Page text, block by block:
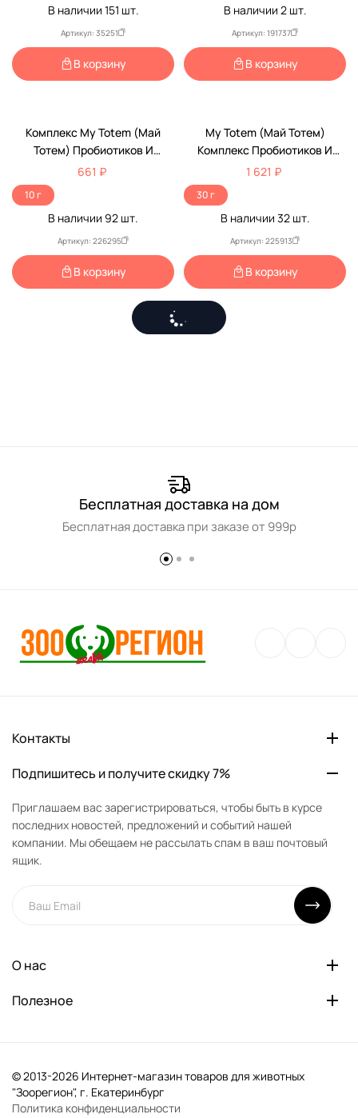
В наличии 151 шт.
Артикул: 35251
В корзину
В наличии 2шт.
Артикул: 191737
В корзину
Комплекс My Totem (май
Тотем) Пробиотиков И
Пребиотиков Для Кошек 10гр
661 ₽
10 г
В наличии 92 шт.
Артикул: 226295
В корзину
My Totem (Май Тотем)
Комплекс Пробиотиков И
Пребиотиков Для Кошек 30
Пакетов По 1гр
1 621 ₽
30 г
В наличии 32шт.
Артикул: 225913
В корзину
Бесплатная доставка на дом
Бесплатная доставка при заказе от 999р
Контакты
Подпишитесь и получите скидку 7%
Приглашаем вас зарегистрироваться, чтобы быть в курсе
последних новостей, предложений и событий нашей
компании. Мы обещаем не рассылать спам в ваш почтовый
ящик.
О нас
Полезное
© 2013-2026 Интернет-магазин товаров для животных
"Зоорегион", г. Екатеринбург
Политика конфиденциальности